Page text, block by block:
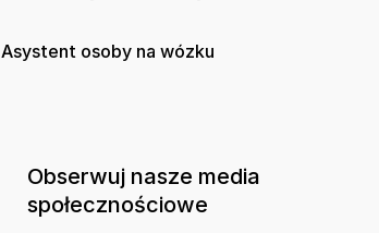
Asystent osoby na wózku
Obserwuj nasze media
społecznościowe